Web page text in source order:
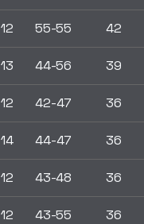
12 55-55 42
13 44-56 39
12 42-47 36
14 44-47 36
12 43-48 36
12 43-55 36